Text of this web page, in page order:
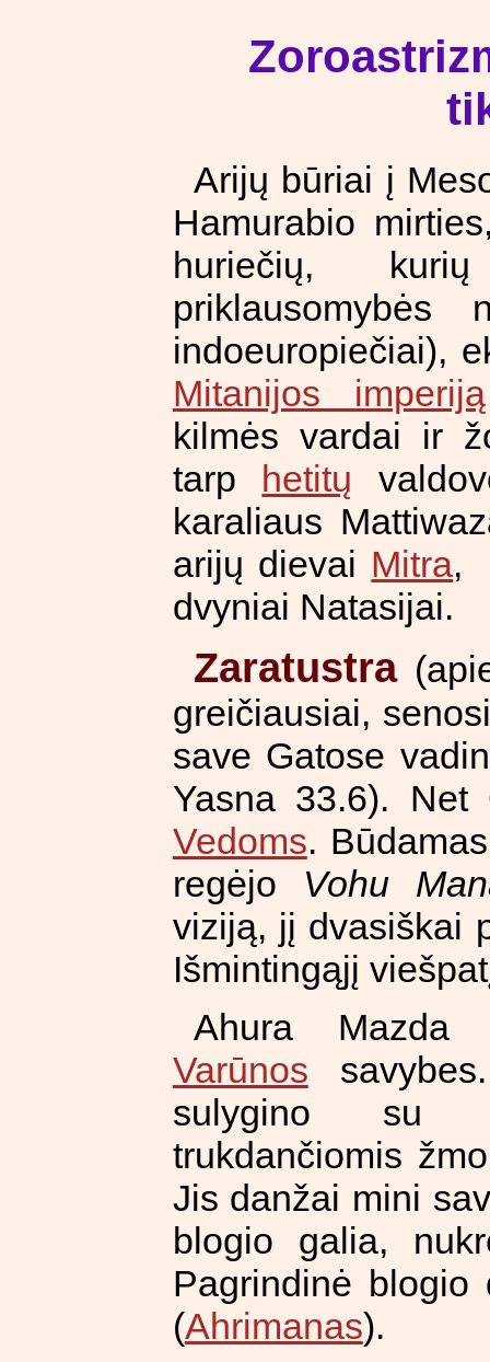
Arijų būriai į
Hamurabio
huriečių,
indoeuropiečiai),
Mitanijos imperiją
kilmės vardai ir
tarp hetitų
karaliaus
arijų dievai Mitra
dvyniai Natasijai.
Zaratustra
greičiausiai,
save Gatose
Yasna 33.6). Net
Vedoms.
regėjo Vohu
viziją, jį dvasiškai
Išmintingąjį
Ahura Mazda
Varūnos
sulygino su
trukdančiomis
Jis danžai mini
blogio galia,
Pagrindinė blogio
(Ahrimanas).